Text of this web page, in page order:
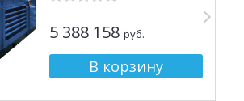
5 388 158 руб.